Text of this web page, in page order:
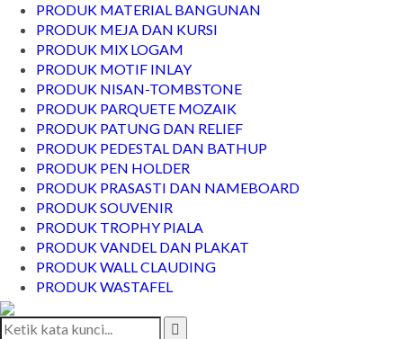
PRODUK MATERIAL BANGUNAN
PRODUK MEJA DAN KURSI
PRODUK MIX LOGAM
PRODUK MOTIF INLAY
PRODUK NISAN-TOMBSTONE
PRODUK PARQUETE MOZAIK
PRODUK PATUNG DAN RELIEF
PRODUK PEDESTAL DAN BATHUP
PRODUK PEN HOLDER
PRODUK PRASASTI DAN NAMEBOARD
PRODUK SOUVENIR
PRODUK TROPHY PIALA
PRODUK VANDEL DAN PLAKAT
PRODUK WALL CLAUDING
PRODUK WASTAFEL